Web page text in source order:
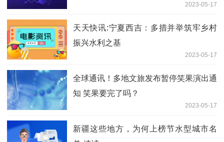
2023-05-17
天天快讯:宁夏西吉：多措并举筑牢乡村
振兴水利之基
2023-05-17
全球通讯！多地文旅发布暂停笑果演出通
知 笑果要完了吗？
2023-05-17
新疆这些地方，为何上榜节水型城市名